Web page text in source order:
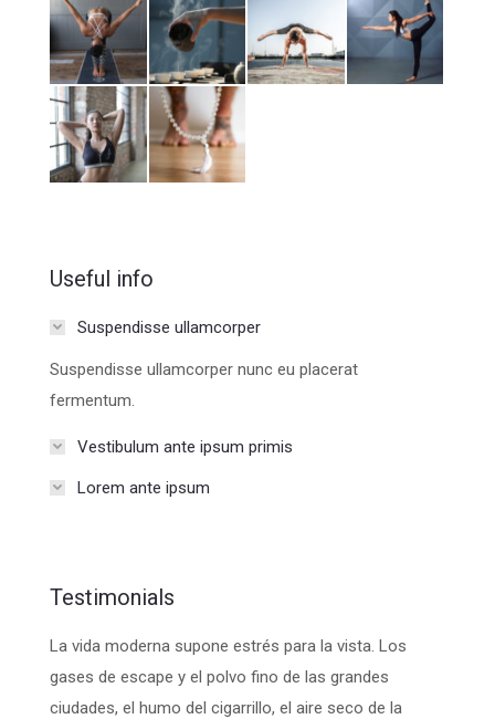
Useful info
Suspendisse ullamcorper
Suspendisse ullamcorper nunc eu placerat
fermentum.
Vestibulum ante ipsum primis
Lorem ante ipsum
Testimonials
La vida moderna supone estrés para la vista. Los
gases de escape y el polvo fino de las grandes
ciudades, el humo del cigarrillo, el aire seco de la